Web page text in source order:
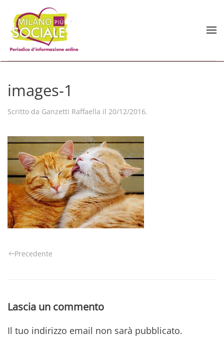
Skip to main content
images-1
Scritto da Ganzetti Raffaella il 20/12/2016.
Precedente
Lascia un commento
Il tuo indirizzo email non sarà pubblicato.